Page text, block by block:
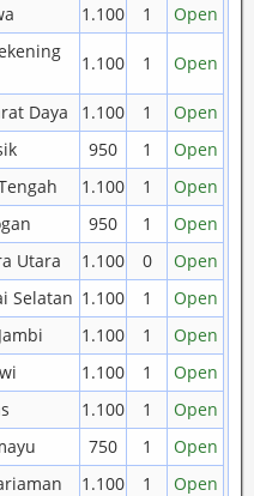
1.100 1 Open
1.100 1 Open
Daya 1.100 1
Open
950 1
Open
1.100 1
Open
950 1
Open
Utara 1.100 0
Open
Selatan 1.100 1
Open
1.100 1
Open
1.100 1
Open
1.100 1
Open
750 1
Open
1.100 1
Open